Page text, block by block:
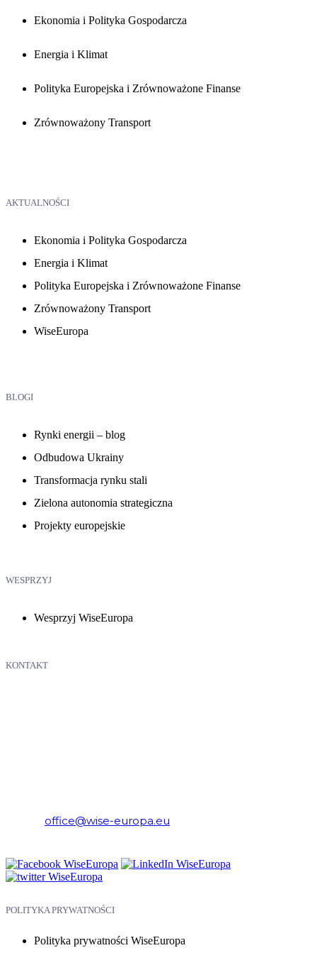
Ekonomia i Polityka Gospodarcza
Energia i Klimat
Polityka Europejska i Zrównoważone Finanse
Zrównoważony Transport
AKTUALNOŚCI
Ekonomia i Polityka Gospodarcza
Energia i Klimat
Polityka Europejska i Zrównoważone Finanse
Zrównoważony Transport
WiseEuropa
BLOGI
Rynki energii – blog
Odbudowa Ukrainy
Transformacja rynku stali
Zielona autonomia strategiczna
Projekty europejskie
WESPRZYJ
Wesprzyj WiseEuropa
KONTAKT
office@wise-europa.eu
POLITYKA PRYWATNOŚCI
Polityka prywatności WiseEuropa